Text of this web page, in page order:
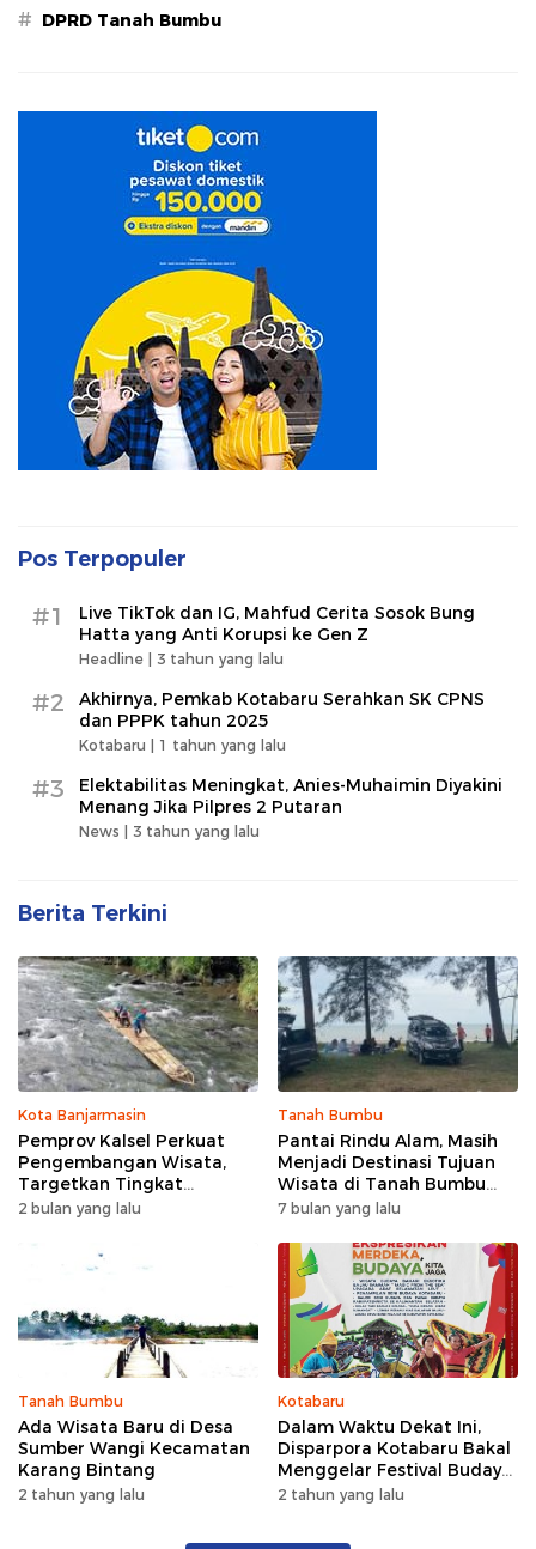
# DPRD Tanah Bumbu
Pos Terpopuler
#1
Live TikTok dan IG, Mahfud Cerita Sosok Bung
Hatta yang Anti Korupsi ke Gen Z
Headline | 3 tahun yang lalu
#2
Akhirnya, Pemkab Kotabaru Serahkan SK CPNS
dan PPPK tahun 2025
Kotabaru | 1 tahun yang lalu
#3
Elektabilitas Meningkat, Anies-Muhaimin Diyakini
Menang Jika Pilpres 2 Putaran
News | 3 tahun yang lalu
Berita Terkini
Kota Banjarmasin
Pemprov Kalsel Perkuat
Pengembangan Wisata,
Targetkan Tingkat
Kunjungan Naik 5 Persen di
2 bulan yang lalu
Tanah Bumbu
Pantai Rindu Alam, Masih
Menjadi Destinasi Tujuan
Wisata di Tanah Bumbu
dengan Rindangnya Pohon
7 bulan yang lalu
Tanah Bumbu
Ada Wisata Baru di Desa
Sumber Wangi Kecamatan
Karang Bintang
2 tahun yang lalu
Kotabaru
Dalam Waktu Dekat Ini,
Disparpora Kotabaru Bakal
Menggelar Festival Budaya
Saijaan 2024
2 tahun yang lalu